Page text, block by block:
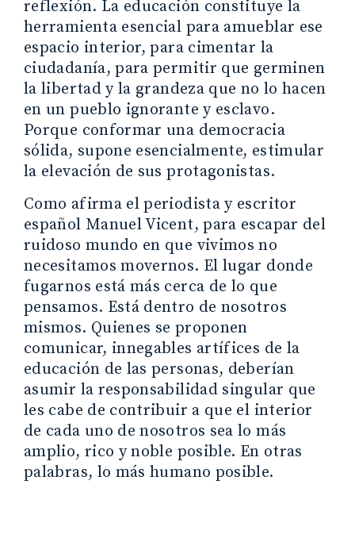
reflexión. La educación constituye la
herramienta esencial para amueblar ese
espacio interior, para cimentar la
ciudadanía, para permitir que germinen
la libertad y la grandeza que no lo hacen
en un pueblo ignorante y esclavo.
Porque conformar una democracia
sólida, supone esencialmente, estimular
la elevación de sus protagonistas.
Como afirma el periodista y escritor
español Manuel Vicent, para escapar del
ruidoso mundo en que vivimos no
necesitamos movernos. El lugar donde
fugarnos está más cerca de lo que
pensamos. Está dentro de nosotros
mismos. Quienes se proponen
comunicar, innegables artífices de la
educación de las personas, deberían
asumir la responsabilidad singular que
les cabe de contribuir a que el interior
de cada uno de nosotros sea lo más
amplio, rico y noble posible. En otras
palabras, lo más humano posible.